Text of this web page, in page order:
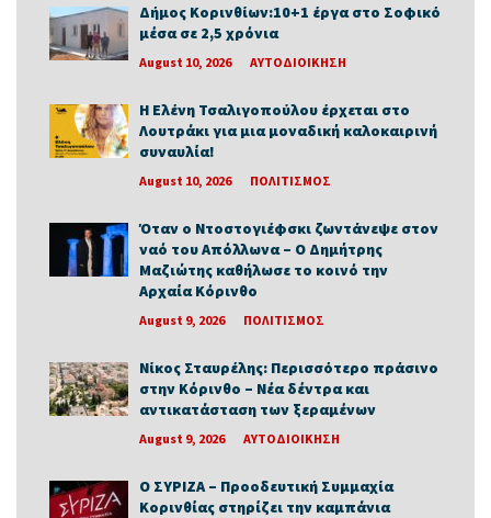
Δήμος Κορινθίων:10+1 έργα στο Σοφικό
μέσα σε 2,5 χρόνια
August 10, 2026 ΑΥΤΟΔΙΟΙΚΗΣΗ
Η Ελένη Τσαλιγοπούλου έρχεται στο
Λουτράκι για μια μοναδική καλοκαιρινή
συναυλία!
August 10, 2026 ΠΟΛΙΤΙΣΜΟΣ
Όταν ο Ντοστογιέφσκι ζωντάνεψε στον
ναό του Απόλλωνα – Ο Δημήτρης
Μαζιώτης καθήλωσε το κοινό την
Αρχαία Κόρινθο
August 9, 2026 ΠΟΛΙΤΙΣΜΟΣ
Νίκος Σταυρέλης: Περισσότερο πράσινο
στην Κόρινθο – Νέα δέντρα και
αντικατάσταση των ξεραμένων
August 9, 2026 ΑΥΤΟΔΙΟΙΚΗΣΗ
Ο ΣΥΡΙΖΑ – Προοδευτική Συμμαχία
Κορινθίας στηρίζει την καμπάνια